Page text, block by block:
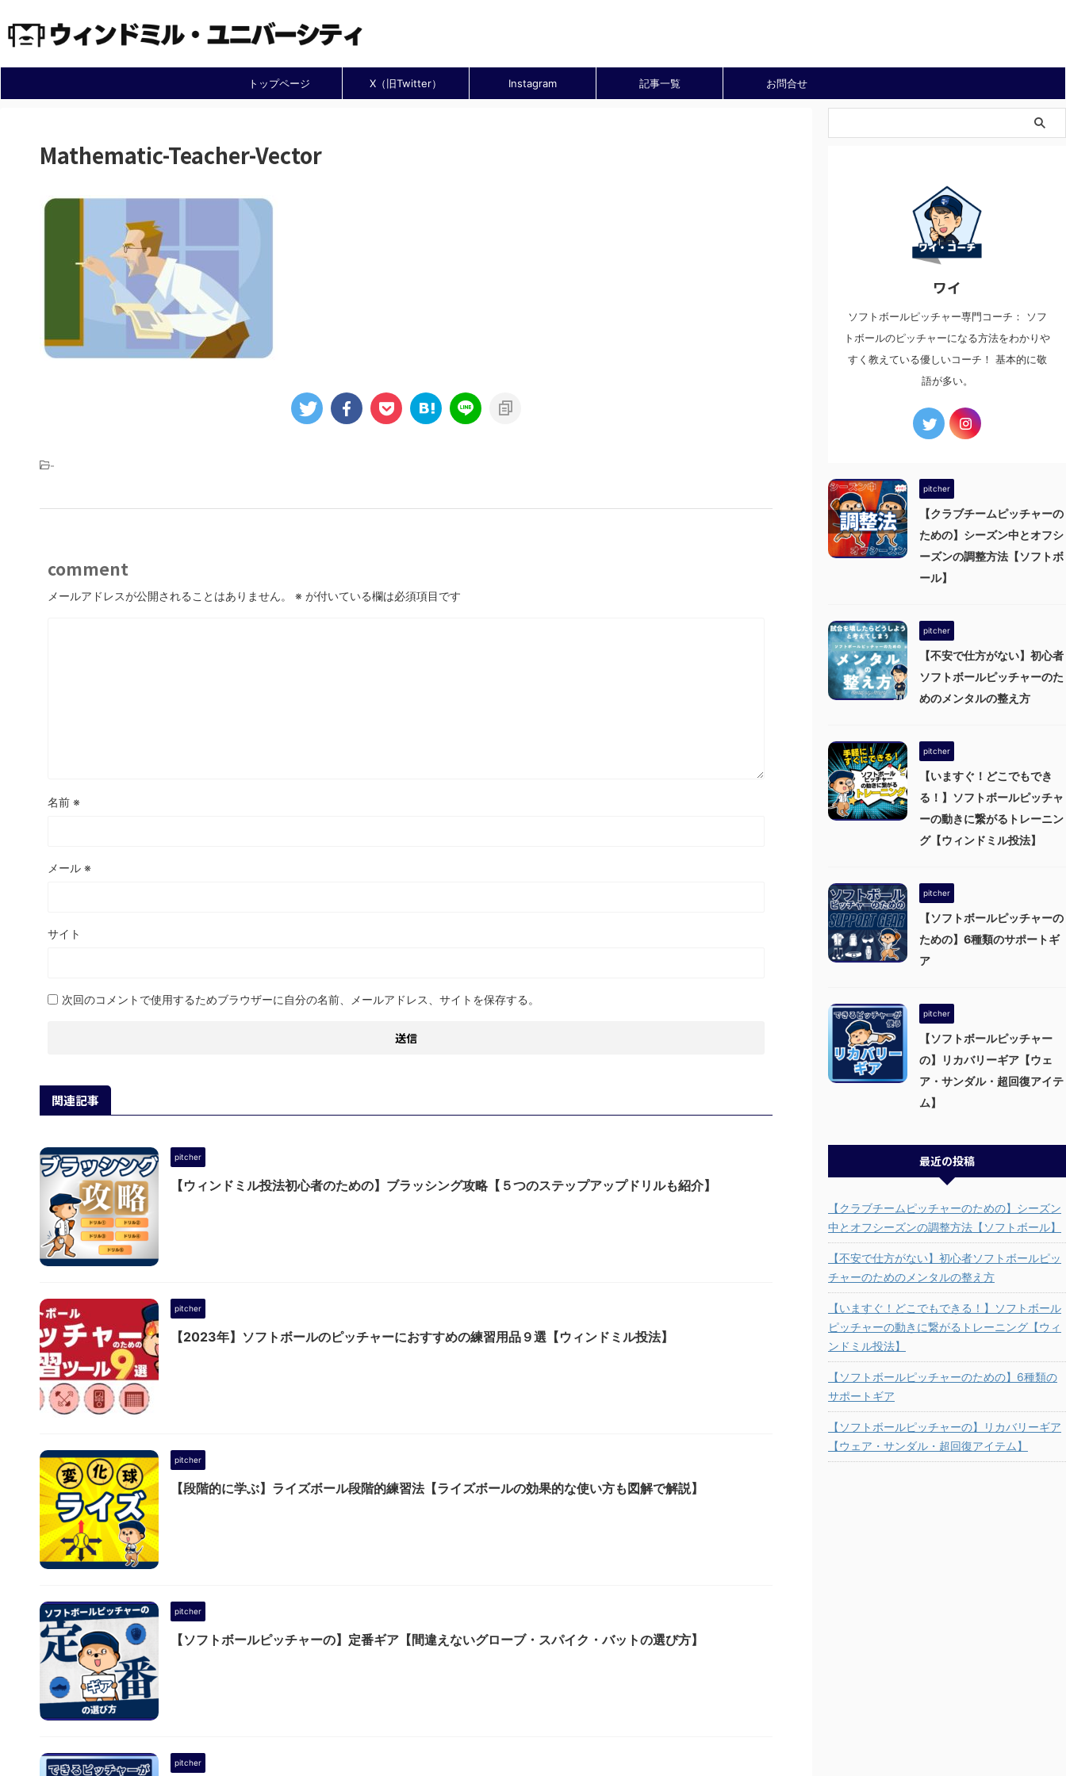
トップページ X（旧Twitter） Instagram 記事一覧 お問合せ
Mathematic-Teacher-Vector
-
comment
メールアドレスが公開されることはありません。 ※ が付いている欄は必須項目です
名前 ※
メール ※
サイト
次回のコメントで使用するためブラウザーに自分の名前、メールアドレス、サイトを保存する。
関連記事
pitcher
【ウィンドミル投法初心者のための】ブラッシング攻略【５つのステップアップドリルも紹介】
pitcher
【2023年】ソフトボールのピッチャーにおすすめの練習用品９選【ウィンドミル投法】
pitcher
【段階的に学ぶ】ライズボール段階的練習法【ライズボールの効果的な使い方も図解で解説】
pitcher
【ソフトボールピッチャーの】定番ギア【間違えないグローブ・スパイク・バットの選び方】
pitcher
ワイ
ソフトボールピッチャー専門コーチ： ソフ
トボールのピッチャーになる方法をわかりや
すく教えている優しいコーチ！ 基本的に敬
語が多い。
pitcher
【クラブチームピッチャーの
ための】シーズン中とオフシ
ーズンの調整方法【ソフトボ
ール】
pitcher
【不安で仕方がない】初心者
ソフトボールピッチャーのた
めのメンタルの整え方
pitcher
【いますぐ！どこでもでき
る！】ソフトボールピッチャ
ーの動きに繋がるトレーニン
グ【ウィンドミル投法】
pitcher
【ソフトボールピッチャーの
ための】6種類のサポートギ
ア
pitcher
【ソフトボールピッチャー
の】リカバリーギア【ウェ
ア・サンダル・超回復アイテ
ム】
最近の投稿
【クラブチームピッチャーのための】シーズン
中とオフシーズンの調整方法【ソフトボール】
【不安で仕方がない】初心者ソフトボールピッ
チャーのためのメンタルの整え方
【いますぐ！どこでもできる！】ソフトボール
ピッチャーの動きに繋がるトレーニング【ウィ
ンドミル投法】
【ソフトボールピッチャーのための】6種類の
サポートギア
【ソフトボールピッチャーの】リカバリーギア
【ウェア・サンダル・超回復アイテム】